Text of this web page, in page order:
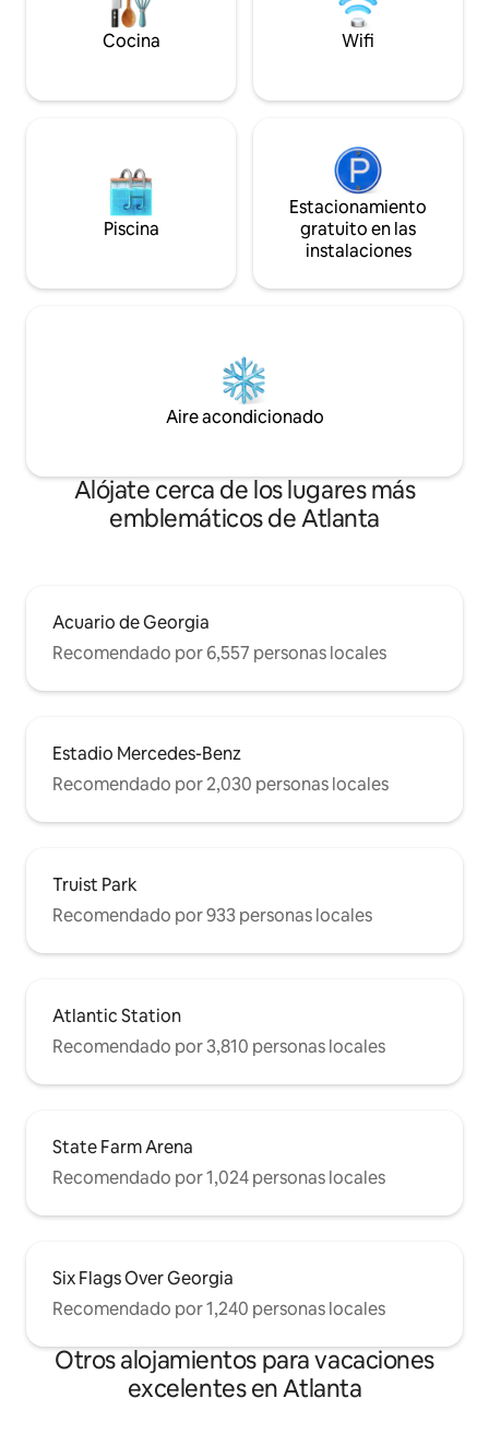
negocios o una
estadía te ofrece
Cocina Wifi
Piscina
Estacionamiento
gratuito en las
instalaciones
Aire acondicionado
Alójate cerca de los lugares más
emblemáticos de Atlanta
Acuario de Georgia
Recomendado por 6,557 personas locales
Estadio Mercedes-Benz
Recomendado por 2,030 personas locales
Truist Park
Recomendado por 933 personas locales
Atlantic Station
Recomendado por 3,810 personas locales
State Farm Arena
Recomendado por 1,024 personas locales
Six Flags Over Georgia
Recomendado por 1,240 personas locales
Otros alojamientos para vacaciones
excelentes en Atlanta